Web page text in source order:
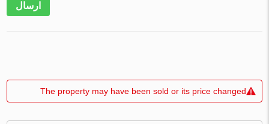
ارسال
The property may have been sold or its price changed